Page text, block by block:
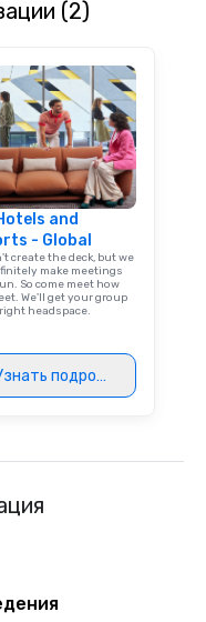
(2)
and
- Global
create the deck, but we
make meetings
So come meet how
We'll get your group
headspace.
подробнее